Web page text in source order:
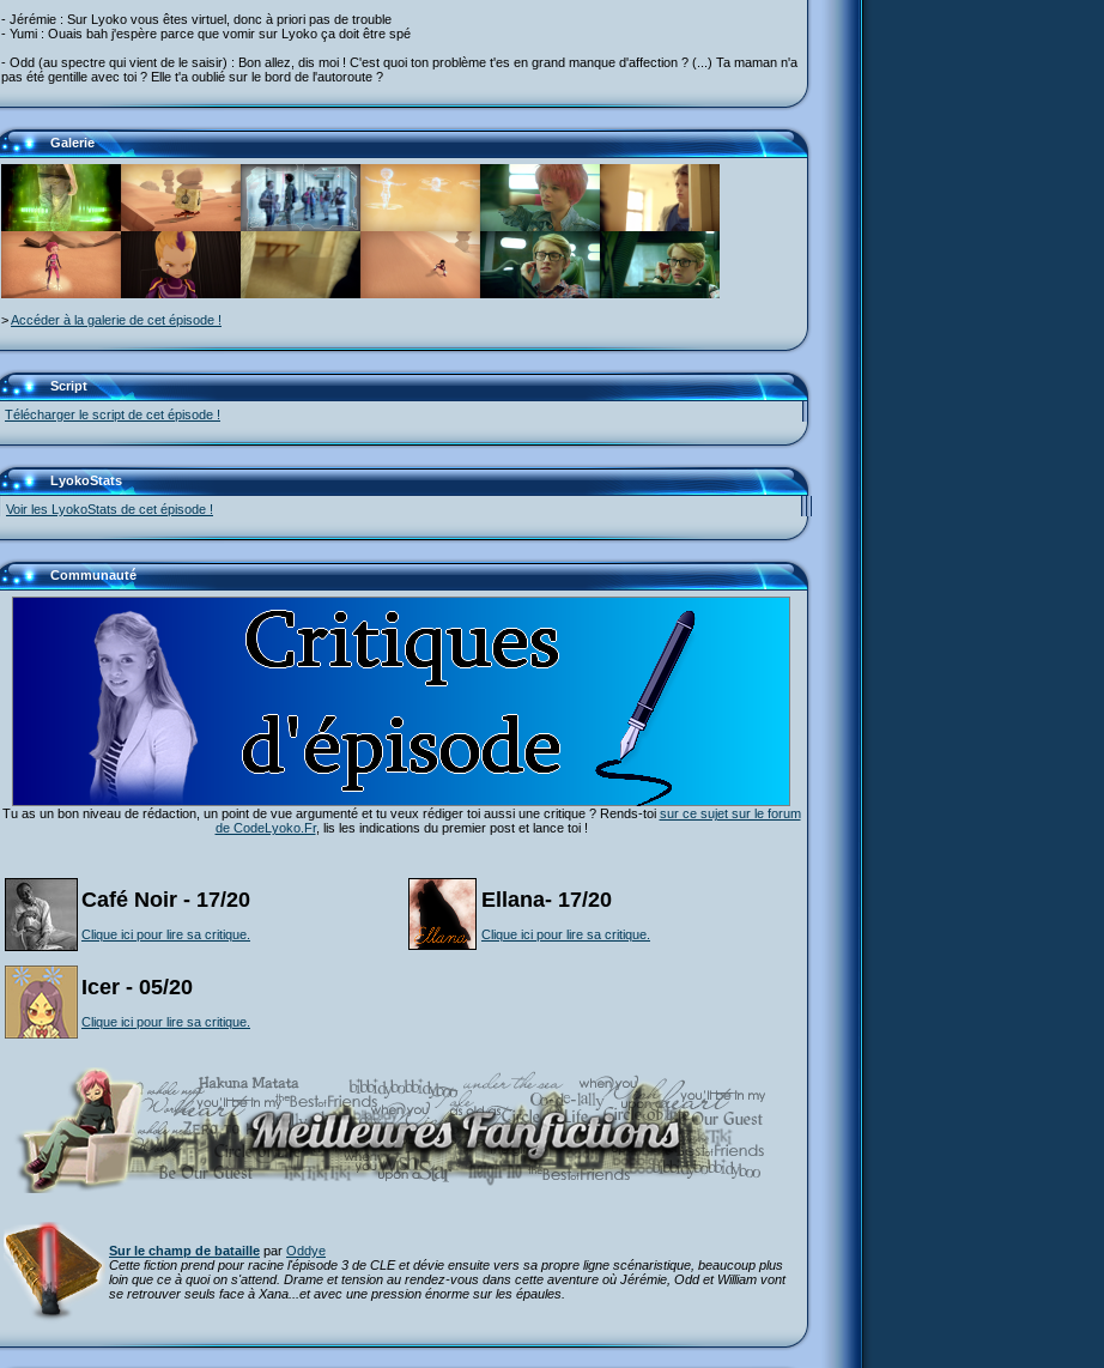
- Jérémie : Sur Lyoko vous êtes virtuel, donc à priori pas de trouble
- Yumi : Ouais bah j'espère parce que vomir sur Lyoko ça doit être spé
- Odd (au spectre qui vient de le saisir) : Bon allez, dis moi ! C'est quoi ton problème t'es en grand manque d'affection ? (...) Ta maman n'a
pas été gentille avec toi ? Elle t'a oublié sur le bord de l'autoroute ?
Galerie
>Accéder à la galerie de cet épisode !
Script
Télécharger le script de cet épisode !
LyokoStats
Voir les LyokoStats de cet épisode !
Communauté
Tu as un bon niveau de rédaction, un point de vue argumenté et tu veux rédiger toi aussi une critique ? Rends-toi sur ce sujet sur le forum
de CodeLyoko.Fr, lis les indications du premier post et lance toi !
Café Noir - 17/20
Clique ici pour lire sa critique.
Ellana- 17/20
Clique ici pour lire sa critique.
Icer - 05/20
Clique ici pour lire sa critique.
Sur le champ de bataille par Oddye
Cette fiction prend pour racine l'épisode 3 de CLE et dévie ensuite vers sa propre ligne scénaristique, beaucoup plus
loin que ce à quoi on s'attend. Drame et tension au rendez-vous dans cette aventure où Jérémie, Odd et William vont
se retrouver seuls face à Xana...et avec une pression énorme sur les épaules.